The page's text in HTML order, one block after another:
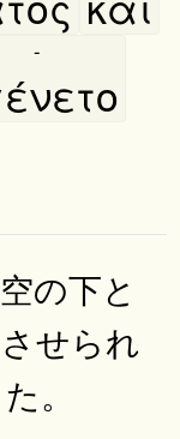
-
の下と
せられ
。